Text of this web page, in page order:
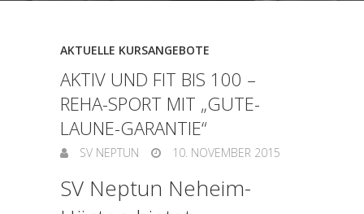
AKTUELLE KURSANGEBOTE
AKTIV UND FIT BIS 100 –
REHA-SPORT MIT „GUTE-
LAUNE-GARANTIE“
SV NEPTUN 10. NOVEMBER 2015
SV Neptun Neheim-